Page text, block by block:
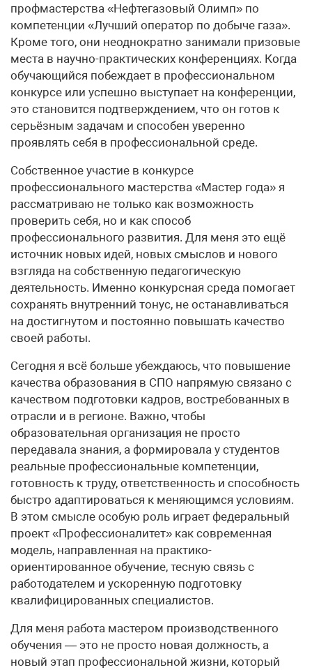
профмастерства «Нефтегазовый Олимп» по
компетенции «Лучший оператор по добыче газа».
Кроме того, они неоднократно занимали призовые
места в научно-практических конференциях. Когда
обучающийся побеждает в профессиональном
конкурсе или успешно выступает на конференции,
это становится подтверждением, что он готов к
серьёзным задачам и способен уверенно
проявлять себя в профессиональной среде.
Собственное участие в конкурсе
профессионального мастерства «Мастер года» я
рассматриваю не только как возможность
проверить себя, но и как способ
профессионального развития. Для меня это ещё
источник новых идей, новых смыслов и нового
взгляда на собственную педагогическую
деятельность. Именно конкурсная среда помогает
сохранять внутренний тонус, не останавливаться
на достигнутом и постоянно повышать качество
своей работы.
Сегодня я всё больше убеждаюсь, что повышение
качества образования в СПО напрямую связано с
качеством подготовки кадров, востребованных в
отрасли и в регионе. Важно, чтобы
образовательная организация не просто
передавала знания, а формировала у студентов
реальные профессиональные компетенции,
готовность к труду, ответственность и способность
быстро адаптироваться к меняющимся условиям.
В этом смысле особую роль играет федеральный
проект «Профессионалитет» как современная
модель, направленная на практико-
ориентированное обучение, тесную связь с
работодателем и ускоренную подготовку
квалифицированных специалистов.
Для меня работа мастером производственного
обучения — это не просто новая должность, а
новый этап профессиональной жизни, который